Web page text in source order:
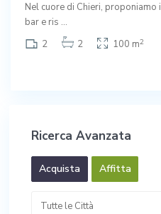
Nel cuore di Chieri, proponiamo
bar e ris ...
2
2 100 m2
Ricerca Avanzata
Acquista Affitta
Tutte le Città